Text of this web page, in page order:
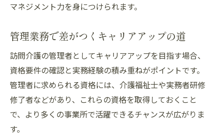
マネジメント力を身につけられます。
管理業務で差がつくキャリアアップの道
訪問介護の管理者としてキャリアアップを目指す場合、
資格要件の確認と実務経験の積み重ねがポイントです。
管理者に求められる資格には、介護福祉士や実務者研修
修了者などがあり、これらの資格を取得しておくこと
で、より多くの事業所で活躍できるチャンスが広がりま
す。